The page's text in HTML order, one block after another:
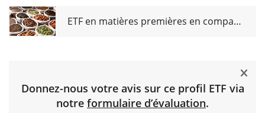
ETF en matières premières en comparaison
Donnez-nous votre avis sur ce profil ETF via
notre formulaire d’évaluation.